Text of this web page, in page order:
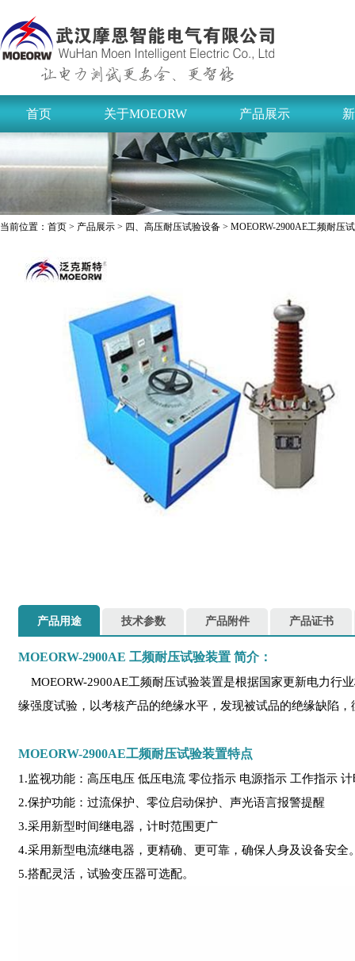
首页 关于MOEORW 产品展示
当前位置： 首页 > 产品展示 > 四、高压耐压试验设备 > MOEORW-2900AE工频耐压
产品用途 技术参数 产品附件 产品证书
MOEORW-2900AE 工频耐压试验装置 简介：
MOEORW-2900AE工频耐压试验装置是根据国家更新电力行
缘强度试验，以考核产品的绝缘水平，发现被试品的绝缘缺陷
MOEORW-2900AE工频耐压试验装置特点
1.监视功能：高压电压 低压电流 零位指示 电源指示 工作指示
2.保护功能：过流保护、零位启动保护、声光语言报警提醒
3.采用新型时间继电器，计时范围更广
4.采用新型电流继电器，更精确、更可靠，确保人身及设备安全
5.搭配灵活，试验变压器可选配。